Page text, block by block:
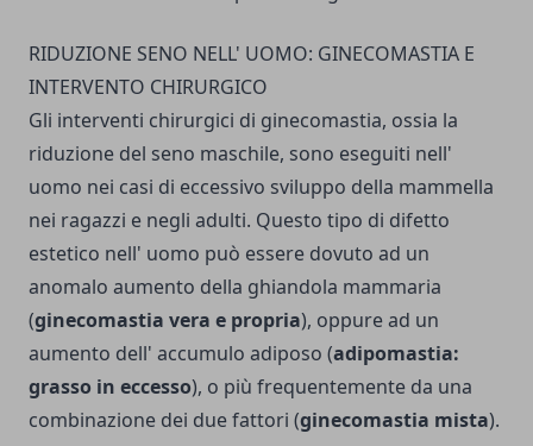
RIDUZIONE SENO NELL' UOMO: GINECOMASTIA E
INTERVENTO CHIRURGICO
Gli interventi chirurgici di ginecomastia, ossia la
riduzione del seno maschile, sono eseguiti nell'
uomo nei casi di eccessivo sviluppo della mammella
nei ragazzi e negli adulti. Questo tipo di difetto
estetico nell' uomo può essere dovuto ad un
anomalo aumento della ghiandola mammaria
(ginecomastia vera e propria), oppure ad un
aumento dell' accumulo adiposo (adipomastia:
grasso in eccesso), o più frequentemente da una
combinazione dei due fattori (ginecomastia mista).